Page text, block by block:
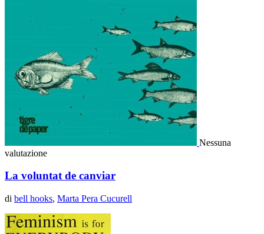
Nessuna
valutazione
La voluntat de canviar
di bell hooks, Marta Pera Cucurell